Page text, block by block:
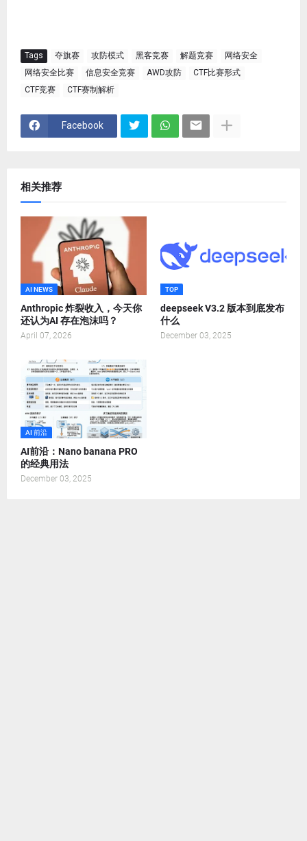
Tags 夺旗赛 攻防模式 黑客竞赛 解题竞赛
网络安全
网络安全比赛
信息安全竞赛 AWD攻防
CTF比赛形式
CTF竞赛
CTF赛制解析
Facebook
相关推荐
AI NEWS
Anthropic 炸裂收入，今天你
还认为AI 存在泡沫吗？
April 07, 2026
TOP
deepseek V3.2 版本到底发布
什么
December 03, 2025
AI 前沿
AI前沿：Nano banana PRO
的经典用法
December 03, 2025